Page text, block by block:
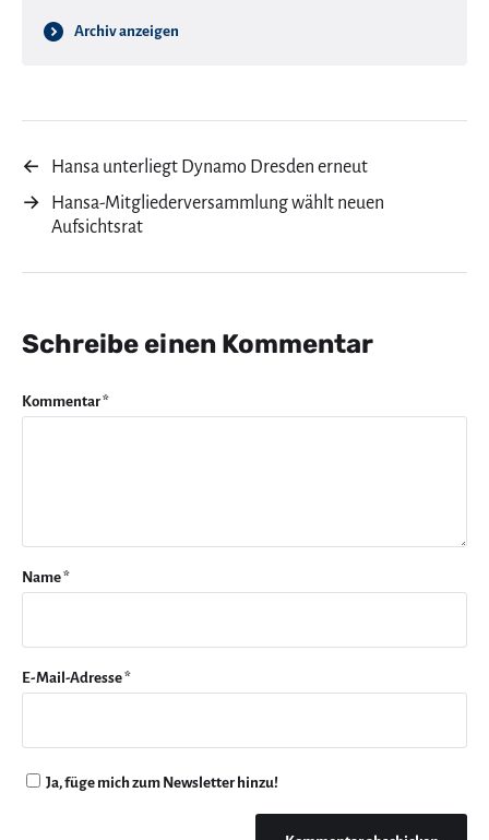
Archiv anzeigen
←
Hansa unterliegt Dynamo Dresden erneut
→
Hansa-Mitgliederversammlung wählt neuen
Aufsichtsrat
Schreibe einen Kommentar
Kommentar*
Name*
E-Mail-Adresse*
Ja, füge mich zum Newsletter hinzu!